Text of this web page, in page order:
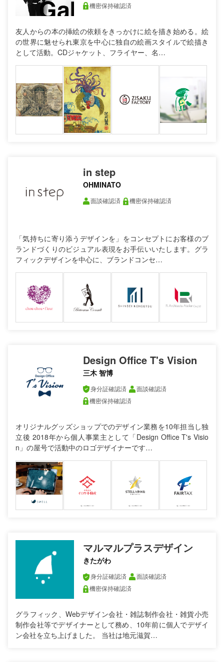
機密保持確認済
友人からの本の挿絵の依頼をきっかけに絵を描き始める。絵
の世界に魅せられ東京を中心に独自の絵画スタイルで絵描き
として活動。CDジャケット、フライヤー、名…
in step
OHMINATO
面談確認済 機密保持確認済
「気持ちに寄り添うデザインを」をコンセプトにお客様のブ
ランドづくりのビジュアル表現をお手伝いいたします。グラ
フィックデザインを中心に、ブランドコンセ…
Design Office T's Vision
三木 智博
身分証確認済
面談確認済
機密保持確認済
オリジナルグッズショップでのデザイン業務を10年担当し独
立後 2018年から個人事業主として「Design Office T's Visio
n」の屋号で活動中のロゴデザイナーです…
マルマルプラスデザイン
きたがわ
身分証確認済
面談確認済
機密保持確認済
グラフィック、Webデザイン会社・雑誌制作会社・雑貨小売
制作会社等でデザイナーとして務め、10年前に個人でデザイ
ン会社を立ち上げました。 当社は地元滋賀…